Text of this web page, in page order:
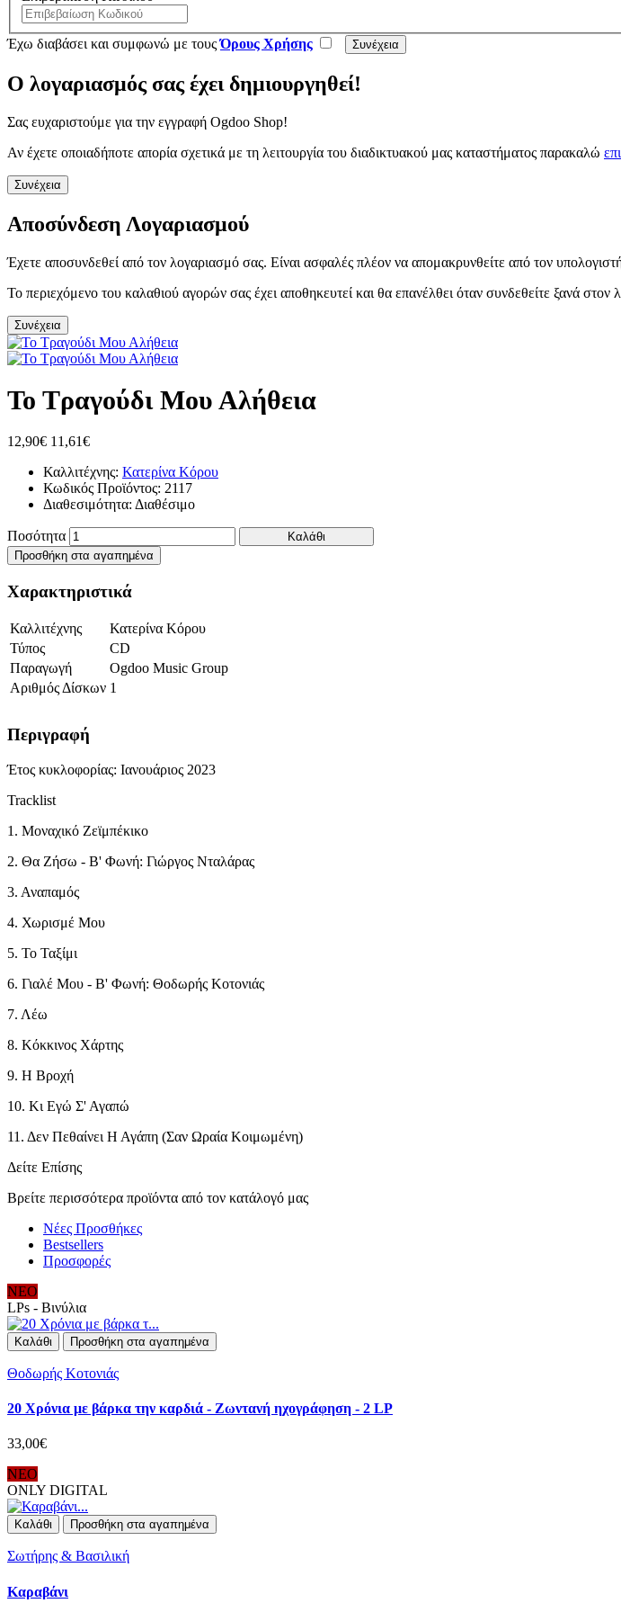
Έχω διαβάσει και συμφωνώ με τουςΌρους Χρήσης
Ο λογαριασμός σας έχει δημιουργηθεί!
Σας ευχαριστούμε για την εγγραφή Ogdoo Shop!
Αν έχετε οποιαδήποτε απορία σχετικά με τη λειτουργία του διαδικτυακού μας καταστήματος παρακαλώ
Συνέχεια
Αποσύνδεση Λογαριασμού
Έχετε αποσυνδεθεί από τον λογαριασμό σας. Είναι ασφαλές πλέον να απομακρυνθείτε από τον
Το περιεχόμενο του καλαθιού αγορών σας έχει αποθηκευτεί και θα επανέλθει όταν συνδεθείτε ξανά στον
Συνέχεια
Το Τραγούδι Μου Αλήθεια
12,90€ 11,61€
Καλλιτέχνης: Κατερίνα Κόρου
Κωδικός Προϊόντος: 2117
Διαθεσιμότητα: Διαθέσιμο
Ποσότητα
Καλάθι
Προσθήκη στα αγαπημένα
Χαρακτηριστικά
Καλλιτέχνης
Κατερίνα Κόρου
Τύπος
CD
Παραγωγή
Ogdoo Music Group
Αριθμός Δίσκων 1
Περιγραφή
Έτος κυκλοφορίας: Ιανουάριος 2023
Tracklist
1. Μοναχικό Ζεϊμπέκικο
2. Θα Ζήσω - Β' Φωνή: Γιώργος Νταλάρας
3. Αναπαμός
4. Χωρισμέ Μου
5. Το Ταξίμι
6. Γιαλέ Μου - Β' Φωνή: Θοδωρής Κοτονιάς
7. Λέω
8. Κόκκινος Χάρτης
9. Η Βροχή
10. Κι Εγώ Σ' Αγαπώ
11. Δεν Πεθαίνει Η Αγάπη (Σαν Ωραία Κοιμωμένη)
Δείτε Επίσης
Βρείτε περισσότερα προϊόντα από τον κατάλογό μας
Νέες Προσθήκες
Bestsellers
Προσφορές
ΝΕΟ
LPs - Βινύλια
Καλάθι Προσθήκη στα αγαπημένα
Θοδωρής Κοτονιάς
20 Χρόνια με βάρκα την καρδιά - Ζωντανή ηχογράφηση - 2 LP
33,00€
ΝΕΟ
ONLY DIGITAL
Καλάθι Προσθήκη στα αγαπημένα
Σωτήρης & Βασιλική
Καραβάνι